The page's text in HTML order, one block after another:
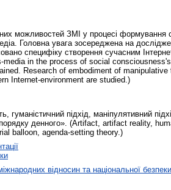
можливостей ЗМІ у процесі формування
Головна увага зосереджена на
специфіку створення сучасним
in the process of social
Research of embodiment of
Internet-environment are studied.)
гуманістичний підхід, маніпулятивний
денного». (Artifact, artifact reality,
balloon, agenda-setting theory.)
відносин та національної безпеки